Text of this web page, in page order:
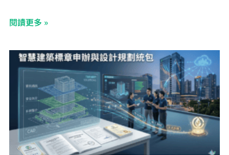
需簡單輕觸裝置，即可進行快速且安全的使用者身分驗證。 PoE+
閱讀更多 »